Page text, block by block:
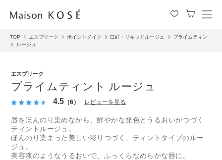
メ
TOP エスプリーク ポイントメイク 口紅・リキッドルージュ
プライムティン
ト ルージュ
エスプリーク
プライムティント ルージュ
4.5 （6） レビューを見る
唇をほんのり染めながら、鮮やかな発色とうるおいがつづく
ティントルージュ。
ほんのり染まった美しい彩りつづく、ティントタイプのルー
ジュ。
美容液のようなうるおいで、ふっくらなめらかな唇に。